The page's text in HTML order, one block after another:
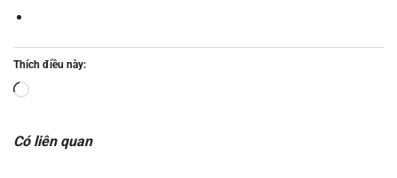
Thích điều này:
Có liên quan